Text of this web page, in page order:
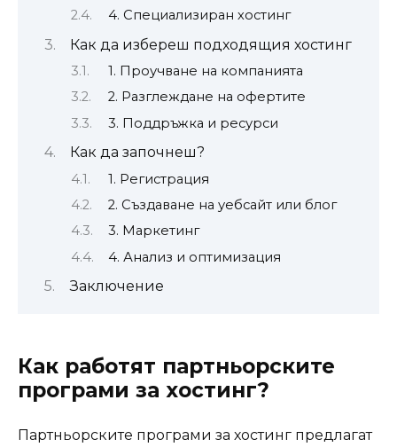
4. Специализиран хостинг
Как да избереш подходящия хостинг
1. Проучване на компанията
2. Разглеждане на офертите
3. Поддръжка и ресурси
Как да започнеш?
1. Регистрация
2. Създаване на уебсайт или блог
3. Маркетинг
4. Анализ и оптимизация
Заключение
Как работят партньорските
програми за хостинг?
Партньорските програми за хостинг предлагат